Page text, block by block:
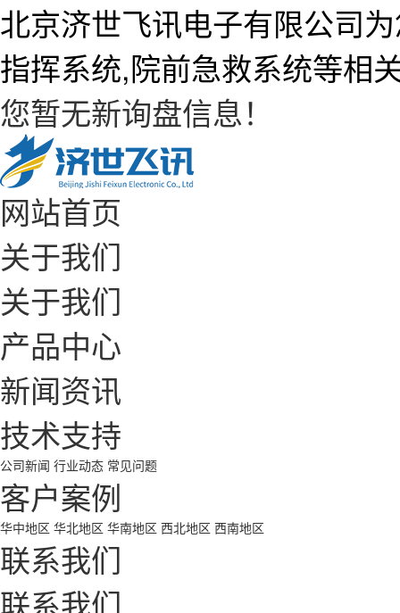
北京济世飞讯电子有限公司
指挥系统,院前急救系统等相
您暂无新询盘信息！
网站首页
关于我们
关于我们
产品中心
新闻资讯
技术支持
公司新闻 行业动态 常见问题
客户案例
华中地区 华北地区 华南地区 西北地区 西南地区
联系我们
联系我们